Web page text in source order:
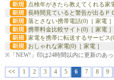
点検年がきたら教えてくれる家
長時間見ていると警告が出るＰ
落とさない携帯電話(0)［ 家電 ］
携帯料金比較サイト(0)［ 家電 ］
家電を携帯に転送するサービス
おしゃれな家電(0)［ 家電 ］
※「NEW!」印は24時間以内に更新のあ
<< 1 2 3 4 5 6 7 8 9